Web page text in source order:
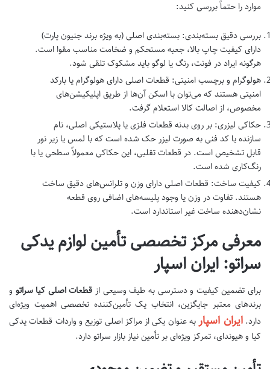
موارد را حتماً بررسی کنید:
بررسی دقیق بسته‌بندی: بسته‌بندی اصلی (به ویژه برند جنیون پارت)
دارای کیفیت چاپ بالا، جعبه مستحکم و ضخامت مناسب مقوا است.
هرگونه ایراد در فونت، رنگ یا لوگو باید مشکوک تلقی شود.
هولوگرام و برچسب امنیتی: قطعات اصلی دارای هولوگرام یا بارکد
امنیتی هستند که می‌توان با اسکن آن‌ها از طریق اپلیکیشن‌های
مخصوص، از اصالت کالا استعلام گرفت.
حکاکی لیزری: بر روی بدنه قطعات فلزی یا پلاستیکی اصلی، نام
سازنده یا کد فنی به صورت لیزر حک شده است که با لمس یا زیر نور
قابل تشخیص است. در قطعات تقلبی، این حکاکی معمولاً سطحی یا با
رنگ‌کاری شده است.
کیفیت ساخت: قطعات اصلی دارای وزن و تلرانس‌های دقیق ساخت
هستند. تفاوت در وزن یا وجود پلیسه‌های اضافی روی قطعه
نشان‌دهنده ساخت غیر استاندارد است.
معرفی مرکز تخصصی تأمین لوازم یدکی
سراتو: ایران اسپار
برای تضمین کیفیت و دسترسی به طیف وسیعی از قطعات اصلی کیا سراتو و
برندهای معتبر جایگزین، انتخاب یک تأمین‌کننده تخصصی اهمیت ویژه‌ای
دارد.ایران اسپاربه عنوان یکی از مراکز اصلی توزیع و واردات قطعات یدکی
کیا و هیوندای، تمرکز ویژه‌ای بر تأمین نیاز بازار سراتو دارد.